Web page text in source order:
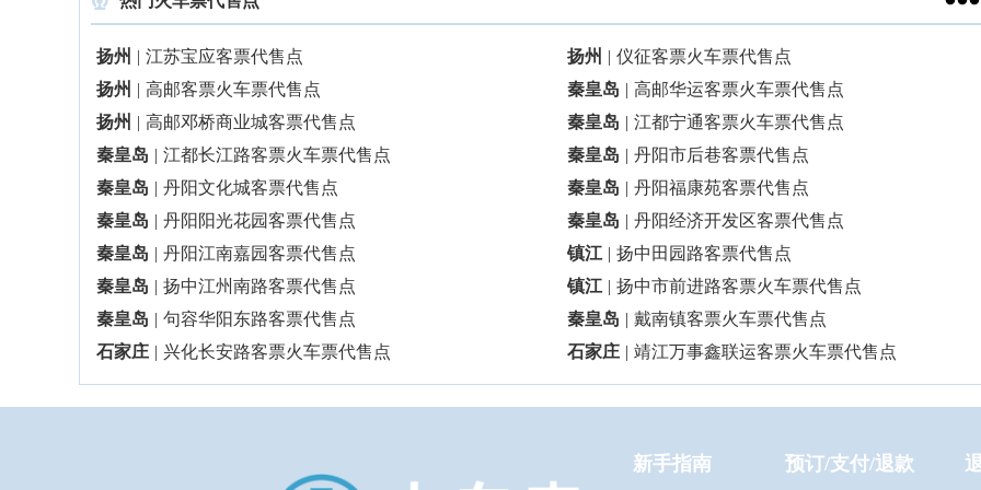
扬州 | 江苏宝应客票代售点 扬州 | 仪征客票火车票代售点
扬州 | 高邮客票火车票代售点 秦皇岛 | 高邮华运客票火车票代售点
扬州 | 高邮邓桥商业城客票代售点 秦皇岛 | 江都宁通客票火车票代售点
秦皇岛 | 江都长江路客票火车票代售点 秦皇岛 | 丹阳市后巷客票代售点
秦皇岛 | 丹阳文化城客票代售点 秦皇岛 | 丹阳福康苑客票代售点
秦皇岛 | 丹阳阳光花园客票代售点 秦皇岛 | 丹阳经济开发区客票代售点
秦皇岛 | 丹阳江南嘉园客票代售点 镇江 | 扬中田园路客票代售点
秦皇岛 | 扬中江州南路客票代售点 镇江 | 扬中市前进路客票火车票代售点
秦皇岛 | 句容华阳东路客票代售点 秦皇岛 | 戴南镇客票火车票代售点
石家庄 | 兴化长安路客票火车票代售点 石家庄 | 靖江万事鑫联运客票火车票代售点
新手指南 预订/支付/退款